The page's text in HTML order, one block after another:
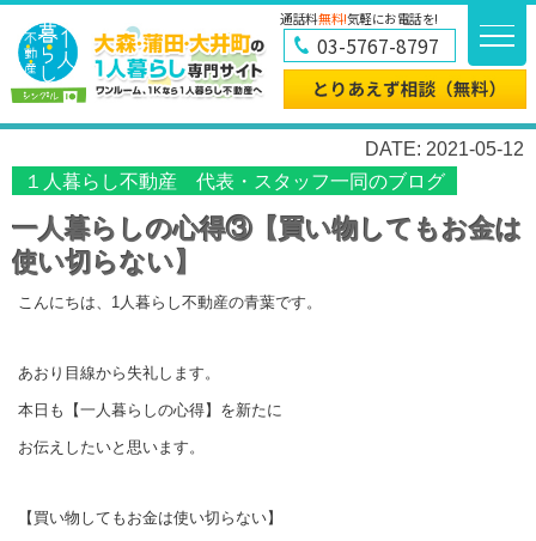
通話料無料!気軽にお電話を!
03-5767-8797
DATE: 2021-05-12
１人暮らし不動産 代表・スタッフ一同のブログ
一人暮らしの心得③【買い物してもお金は
使い切らない】
こんにちは、1人暮らし不動産の青葉です。
あおり目線から失礼します。
本日も【一人暮らしの心得】を新たに
お伝えしたいと思います。
【買い物してもお金は使い切らない】